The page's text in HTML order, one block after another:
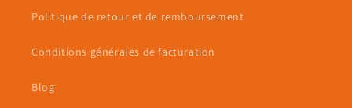
Politique de retour et de remboursement
Conditions générales de facturation
Blog